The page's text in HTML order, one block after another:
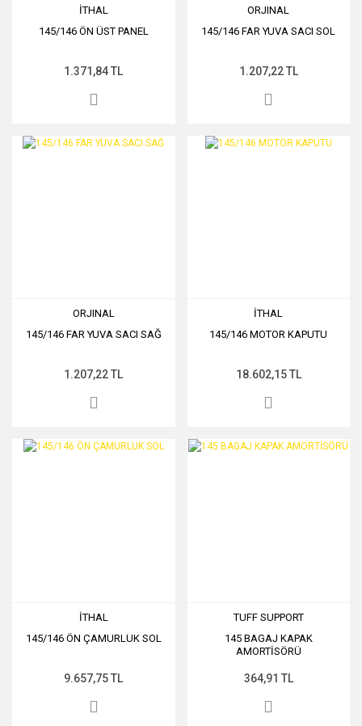
İTHAL
145/146 ÖN ÜST PANEL
1.371,84 TL
ORJINAL
145/146 FAR YUVA SACI SOL
1.207,22 TL
ORJINAL
145/146 FAR YUVA SACI SAĞ
1.207,22 TL
İTHAL
145/146 MOTOR KAPUTU
18.602,15 TL
İTHAL
145/146 ÖN ÇAMURLUK SOL
9.657,75 TL
TUFF SUPPORT
145 BAGAJ KAPAK
AMORTİSÖRÜ
364,91 TL